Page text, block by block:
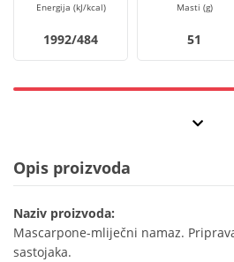
Energija (kJ/kcal)
1992/484
Masti (g)
51
Opis proizvoda
Naziv proizvoda:
Mascarpone-mliječni namaz.
sastojaka.